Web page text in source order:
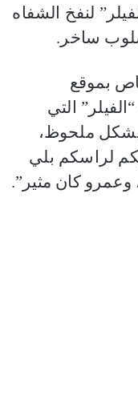
لنفخ الشفاه
ساخر.
بموقع
التي
بشكل ملحوظ،
لراسكم بلي
وعمرو كان مثير”.